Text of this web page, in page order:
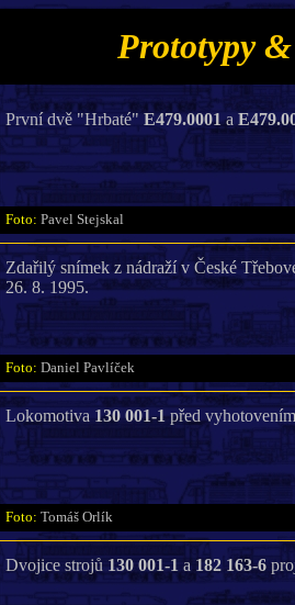
Prototypy
První dvě "Hrbaté" E479.0001 a
Foto: Pavel Stejskal
Zdařilý snímek z nádraží v České
26. 8. 1995.
Foto: Daniel Pavlíček
Lokomotiva 130 001-1před
Foto: Tomáš Orlík
Dvojice strojů 130 001-1 a 182 163-6